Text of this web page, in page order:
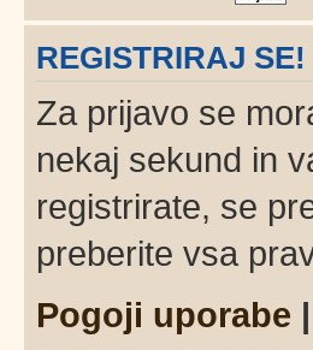
REGISTRIRAJ SE!
Za prijavo se
nekaj sekund in
registrirate, se
preberite vsa
Pogoji uporabe |